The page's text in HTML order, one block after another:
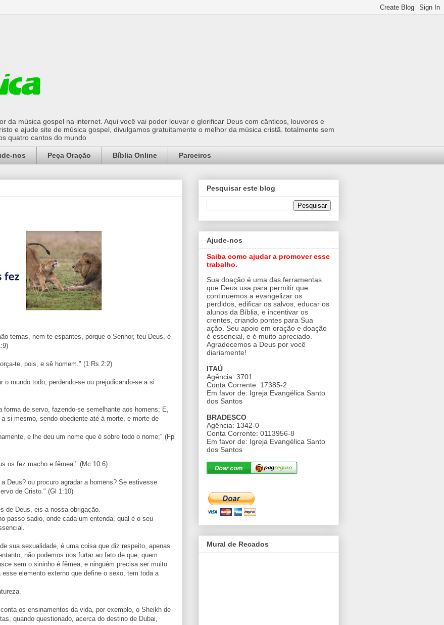
da música gospel na internet. Aqui você vai poder louvar e glorificar Deus com cânticos, louvores e
e ajude site de música gospel, divulgamos gratuitamente o melhor da música cristã. totalmente sem
quatro cantos do mundo
nos Peça Oração Bíblia Online Parceiros
temas, nem te espantes, porque o Senhor, teu Deus, é
te, pois, e sê homem." (1 Rs 2:2)
o mundo todo, perdendo-se ou prejudicando-se a si
de servo, fazendo-se semelhante aos homens; E,
si mesmo, sendo obediente até à morte, e morte de
e lhe deu um nome que é sobre todo o nome;" (Fp
os fez macho e fêmea." (Mc 10:6)
Deus? ou procuro agradar a homens? Se estivesse
de Cristo." (Gl 1:10)
de Deus, eis a nossa obrigação.
passo sadio, onde cada um entenda, qual é o seu
sua sexualidade, é uma coisa que diz respeito, apenas
não podemos nos furtar ao fato de que, quem
sem o sininho é fêmea, e ninguém precisa ser muito
elemento externo que define o sexo, tem toda a
os ensinamentos da vida, por exemplo, o Sheikh de
quando questionado, acerca do destino de Dubai,
Pesquisar este blog
Ajude-nos
Saiba como ajudar a promover esse
trabalho.
Sua doação é uma das ferramentas
que Deus usa para permitir que
continuemos a evangelizar os
perdidos, edificar os salvos, educar os
alunos da Bíblia, e incentivar os
crentes, criando pontes para Sua
ação. Seu apoio em oração e doação
é essencial, e é muito apreciado.
Agradecemos a Deus por você
diariamente!
ITAÚ
Agência: 3701
Conta Corrente: 17385-2
Em favor de: Igreja Evangélica Santo
dos Santos
BRADESCO
Agência: 1342-0
Conta Corrente: 0113956-8
Em favor de: Igreja Evangélica Santo
dos Santos
Mural de Recados